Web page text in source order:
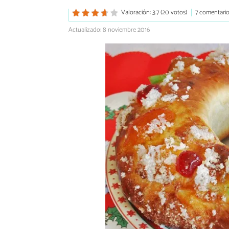
Valoración: 3.7 (20 votos)
7
Actualizado: 8 noviembre 2016